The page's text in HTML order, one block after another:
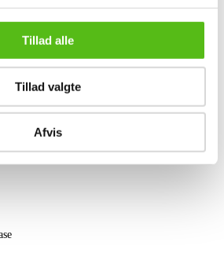
Tillad alle
Tillad valgte
Afvis